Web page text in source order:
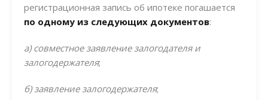
регистрационная запись об ипотеке погашается
по одному из следующих документов:
а) совместное заявление залогодателя и
залогодержателя;
б) заявление залогодержателя;